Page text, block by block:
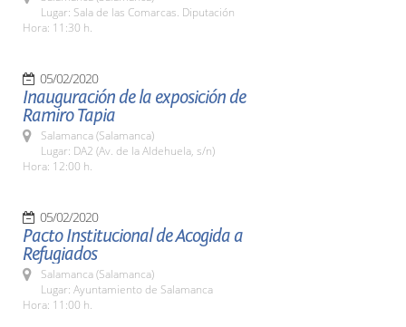
Lugar: Sala de las Comarcas. Diputación
Hora: 11:30 h.
05/02/2020
Inauguración de la exposición de
Ramiro Tapia
Salamanca (Salamanca)
Lugar: DA2 (Av. de la Aldehuela, s/n)
Hora: 12:00 h.
05/02/2020
Pacto Institucional de Acogida a
Refugiados
Salamanca (Salamanca)
Lugar: Ayuntamiento de Salamanca
Hora: 11:00 h.